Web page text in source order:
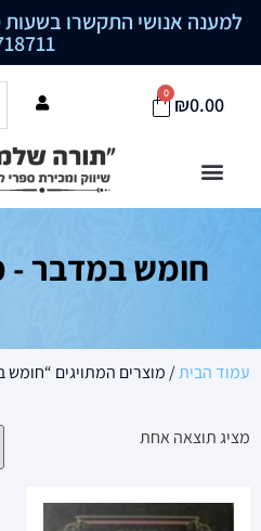
למענה אנושי התקשרו בשעות 09:00-19:00 לטלפון
₪0.00
0
חומש במדבר -
עמוד הבית/ מוצרים המתויגים “חומש
מציג תוצאה אחת